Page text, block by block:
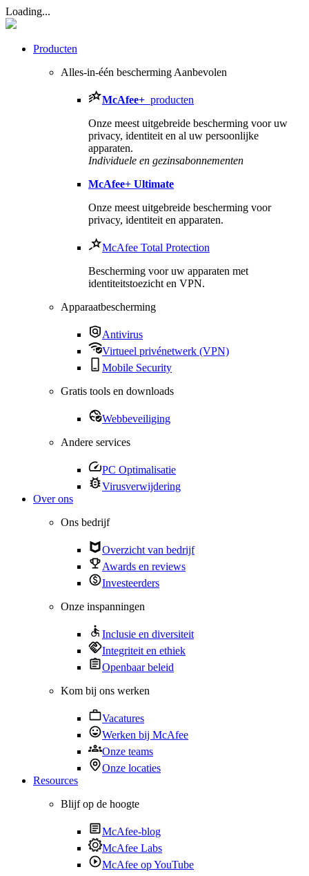
Loading...
Producten
Alles-in-één bescherming Aanbevolen
McAfee+ producten
Onze meest uitgebreide bescherming voor uw
privacy, identiteit en al uw persoonlijke
apparaten.​
Individuele en gezinsabonnementen
McAfee+ Ultimate
Onze meest uitgebreide bescherming voor
privacy, identiteit en apparaten.
McAfee Total Protection
Bescherming voor uw apparaten met
identiteitstoezicht en VPN.
Apparaatbescherming
Antivirus
Virtueel privénetwerk (VPN)
Mobile Security
Gratis tools en downloads
Webbeveiliging
Andere services
PC Optimalisatie
Virusverwijdering
Over ons
Ons bedrijf
Overzicht van bedrijf
Awards en reviews
Investeerders
Onze inspanningen
Inclusie en diversiteit
Integriteit en ethiek
Openbaar beleid
Kom bij ons werken
Vacatures
Werken bij McAfee
Onze teams
Onze locaties
Resources
Blijf op de hoogte
McAfee-blog
McAfee Labs
McAfee op YouTube